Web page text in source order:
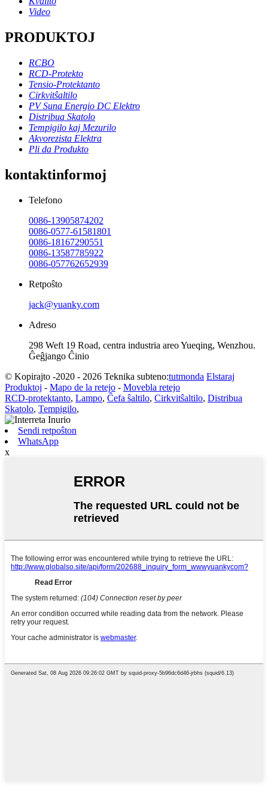
Video
PRODUKTOJ
RCBO
RCD-Protekto
Tensio-Protektanto
Cirkvitŝaltilo
PV Suna Energio DC Elektro
Distribua Skatolo
Tempigilo kaj Mezurilo
Akvorezista Elektra
Pli da Produkto
kontaktinformoj
Telefono
0086-13905874202
0086-0577-61581801
0086-18167290551
0086-13587785922
0086-057762652939
Retpoŝto
jack@yuanky.com
Adreso
298 Weft 19 Road, centra industria areo Yueqing, Wenzhou.
Ĝeĝjango Ĉinio
© Kopirajto -2020 - 2026 Teknika subteno:tutmonda Elstaraj
Produktoj - Mapo de la retejo - Movebla retejo
RCD-protektanto, Lampo, Ĉefa ŝaltilo, Cirkvitŝaltilo, Distribua
Skatolo, Tempigilo,
Sendi retpoŝton
WhatsApp
x